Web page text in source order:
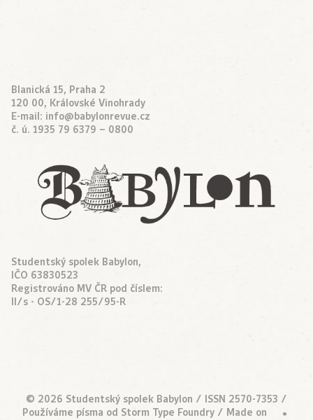
Blanická 15, Praha 2
120 00, Královské Vinohrady
E-mail: info@babylonrevue.cz
č. ú. 1935 79 6379 – 0800
Studentský spolek Babylon,
IČO 63830523
Registrováno MV ČR pod číslem:
II/s - OS/1-28 255/95-R
© 2026 Studentský spolek Babylon / ISSN 2570-7353 /
Používáme písma od Storm Type Foundry / Made on •